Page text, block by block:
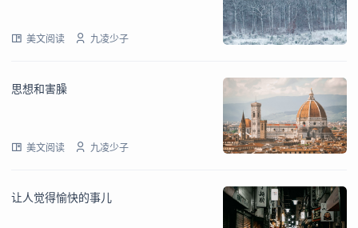
美文阅读 九凌少子
思想和害臊
美文阅读 九凌少子
让人觉得愉快的事儿